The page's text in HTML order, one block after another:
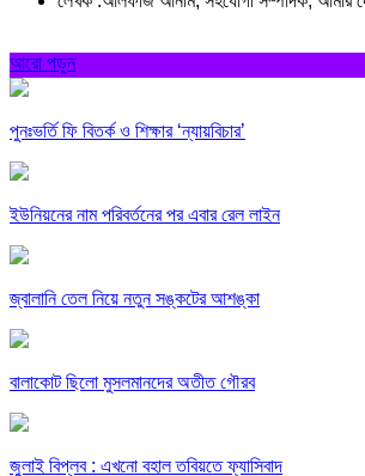
আরো পড়ুন
পুনঃভর্তি ফি বিতর্ক ও শিক্ষার ‘ন্যায়বিচার’
ইউনিয়নের নাম পরিবর্তনের পর এবার রেল লাইন
জ্বালানি তেল নিয়ে নতুন সঙ্কটের আশঙ্কা
বালাকোট ছিলো মুসলমানদের অতীত গৌরব
জুলাই বিপ্লব : এখনো বহাল তবিয়তে ফ্যাসিবাদ